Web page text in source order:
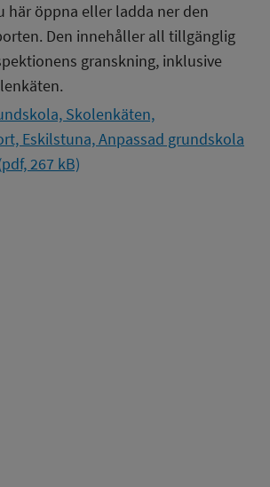
här öppna eller ladda ner den
Den innehåller all tillgänglig
granskning, inklusive
Skolenkäten,
Eskilstuna, Anpassad grundskola
267 kB)